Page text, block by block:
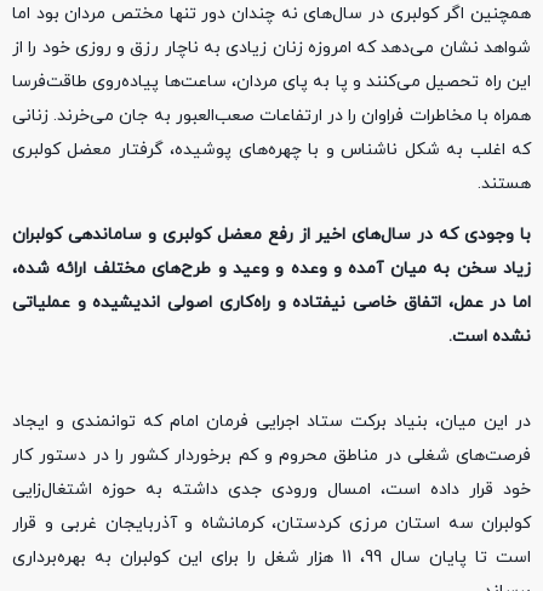
همچنین اگر کولبری در سال‌های نه چندان دور تنها مختص مردان بود اما
شواهد نشان می‌دهد که امروزه زنان زیادی به ناچار رزق و روزی خود را از
این راه تحصیل می‌کنند و پا به پای مردان، ساعت‌ها پیاده‌روی طاقت‌فرسا
همراه با مخاطرات فراوان را در ارتفاعات صعب‌العبور به جان می‌خرند. زنانی
که اغلب به شکل ناشناس و با چهره‌های پوشیده، گرفتار معضل کولبری
هستند.
با وجودی که در سال‌های اخیر از رفع معضل کولبری و ساماندهی کولبران
زیاد سخن به میان آمده و وعده و وعید و طرح‌های مختلف ارائه شده،
اما در عمل، اتفاق خاصی نیفتاده و راه‌کاری اصولی اندیشیده و عملیاتی
نشده است.
در این میان، بنیاد برکت ستاد اجرایی فرمان امام که توانمندی و ایجاد
فرصت‌های شغلی در مناطق محروم و کم برخوردار کشور را در دستور کار
خود قرار داده است، امسال ورودی جدی داشته به حوزه اشتغال‌زایی
کولبران سه استان مرزی کردستان، کرمانشاه و آذربایجان غربی و قرار
است تا پایان سال 99، 11 هزار شغل را برای این کولبران به بهره‌برداری